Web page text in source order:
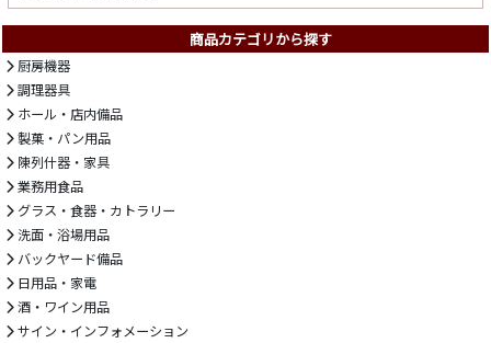
商品カテゴリから探す
厨房機器
調理器具
ホール・店内備品
製菓・パン用品
陳列什器・家具
業務用食品
グラス・食器・カトラリー
洗面・浴場用品
バックヤード備品
日用品・家電
酒・ワイン用品
サイン・インフォメーション